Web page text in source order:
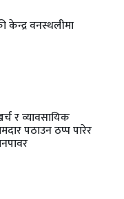
केन्द्र वनस्थलीमा
र व्यावसायिक
पठाउन ठप्प पारेर